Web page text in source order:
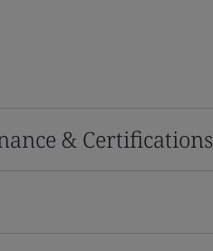
& Certifications